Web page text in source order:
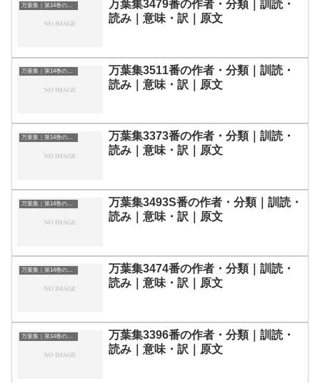
万葉集｜第14巻の和歌一覧
万葉集3479番の作者・分類｜訓読・
読み｜意味・訳｜原文
万葉集｜第14巻の和歌一覧
万葉集3511番の作者・分類｜訓読・
読み｜意味・訳｜原文
万葉集｜第14巻の和歌一覧
万葉集3373番の作者・分類｜訓読・
読み｜意味・訳｜原文
万葉集｜第14巻の和歌一覧
万葉集3493S番の作者・分類｜訓読・
読み｜意味・訳｜原文
万葉集｜第14巻の和歌一覧
万葉集3474番の作者・分類｜訓読・
読み｜意味・訳｜原文
万葉集｜第14巻の和歌一覧
万葉集3396番の作者・分類｜訓読・
読み｜意味・訳｜原文